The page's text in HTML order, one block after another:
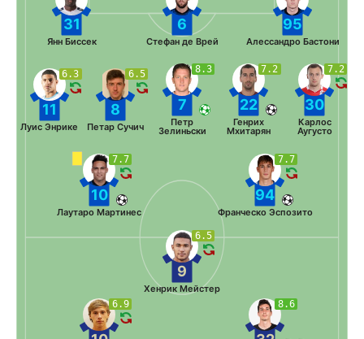
95
Алессандро Бастони
6
Стефан де Врей
31
Янн Биссек
7.2
30
Карлос
Аугусто
7.2
22
Генрих
Мхитарян
8.3
7
Петр
Зелиньски
6.5
8
Петар Сучич
6.3
11
Луис Энрике
7.7
94
Франческо Эспозито
7.7
10
Лаутаро Мартинес
6.9 8.6
6.5
9
Хенрик Мейстер